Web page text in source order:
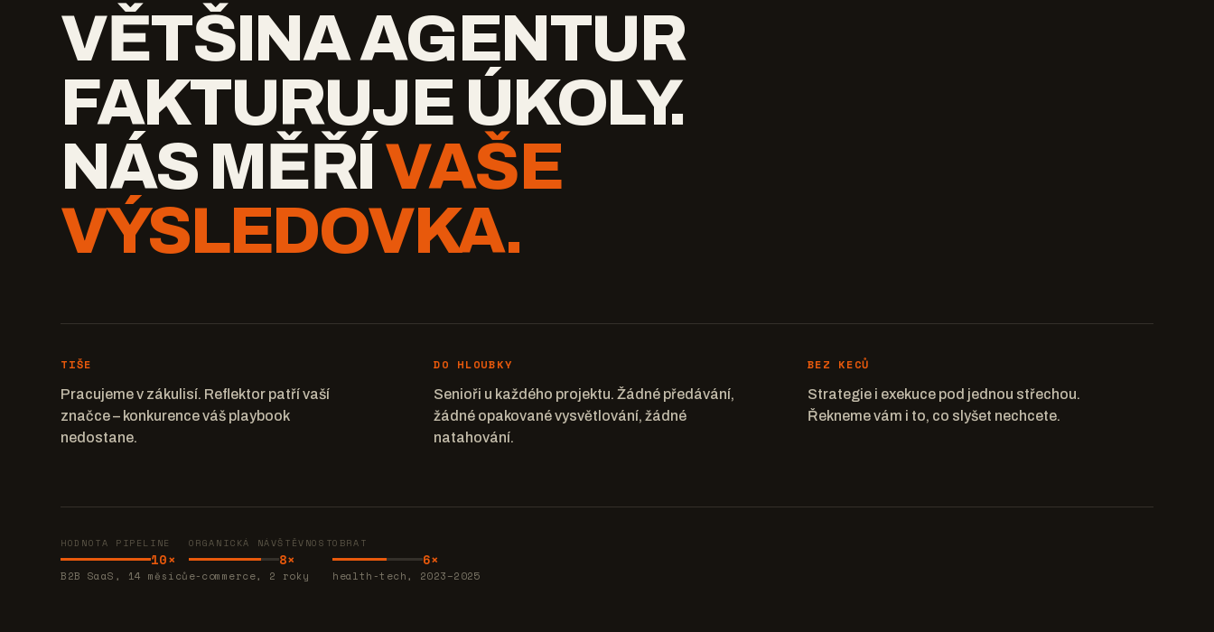
VĚTŠINA AGENTUR
FAKTURUJE ÚKOLY.
NÁS MĚŘÍVAŠE
VÝSLEDOVKA.
TIŠE
Pracujeme v zákulisí. Reflektor patří vaší
značce – konkurence váš playbook
nedostane.
DO HLOUBKY
Senioři u každého projektu. Žádné předávání,
žádné opakované vysvětlování, žádné
natahování.
BEZ KECŮ
Strategie i exekuce pod jednou střechou.
Řekneme vám i to, co slyšet nechcete.
HODNOTA PIPELINE
10×
B2B SaaS, 14 měsíců
ORGANICKÁ NÁVŠTĚVNOST
8×
e-commerce, 2 roky
OBRAT
6×
health-tech, 2023–2025